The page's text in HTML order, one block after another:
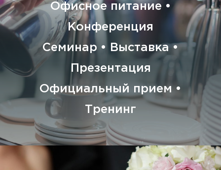
Офисное питание •
Конференция
Семинар • Выставка •
Презентация
Официальный прием •
Тренинг